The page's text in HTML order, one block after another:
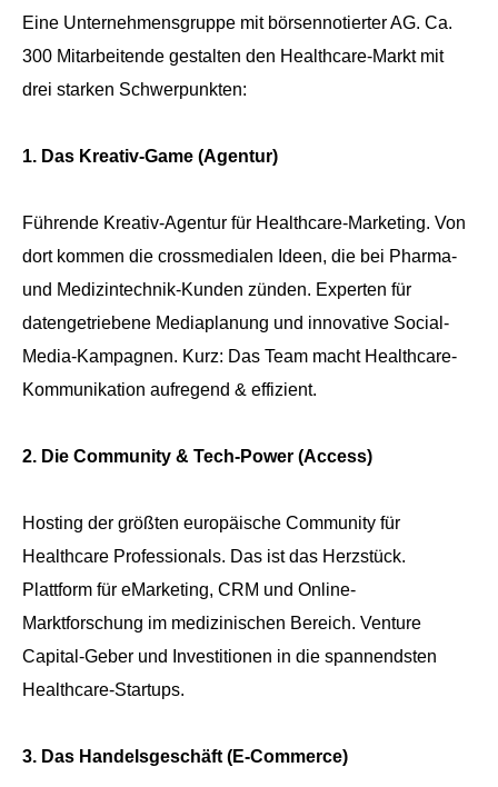
Eine Unternehmensgruppe mit börsennotierter AG. Ca.
300 Mitarbeitende gestalten den Healthcare-Markt mit
drei starken Schwerpunkten:
1. Das Kreativ-Game (Agentur)
Führende Kreativ-Agentur für Healthcare-Marketing. Von
dort kommen die crossmedialen Ideen, die bei Pharma-
und Medizintechnik-Kunden zünden. Experten für
datengetriebene Mediaplanung und innovative Social-
Media-Kampagnen. Kurz: Das Team macht Healthcare-
Kommunikation aufregend & effizient.
2. Die Community & Tech-Power (Access)
Hosting der größten europäische Community für
Healthcare Professionals. Das ist das Herzstück.
Plattform für eMarketing, CRM und Online-
Marktforschung im medizinischen Bereich. Venture
Capital-Geber und Investitionen in die spannendsten
Healthcare-Startups.
3. Das Handelsgeschäft (E-Commerce)